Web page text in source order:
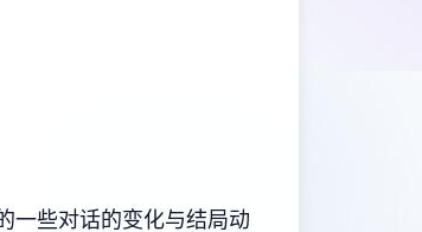
一些对话的变化与结局动